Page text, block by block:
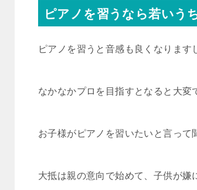
ピアノを習うなら若いう
ピアノを習うと音感も良くなります
なかなかプロを目指すとなると大変
お子様がピアノを習いたいと言って
大抵は親の意向で始めて、子供が嫌